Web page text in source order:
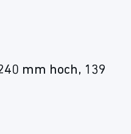
mm hoch, 139